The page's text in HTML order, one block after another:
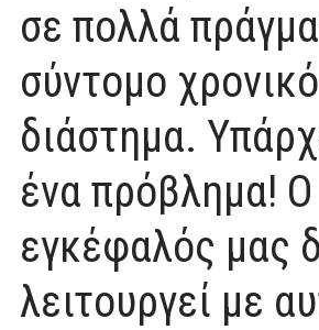
σε πολλά
σύντομο χρονικό
διάστημα.
ένα πρόβλημα! Ο
εγκέφαλός μας
λειτουργεί με